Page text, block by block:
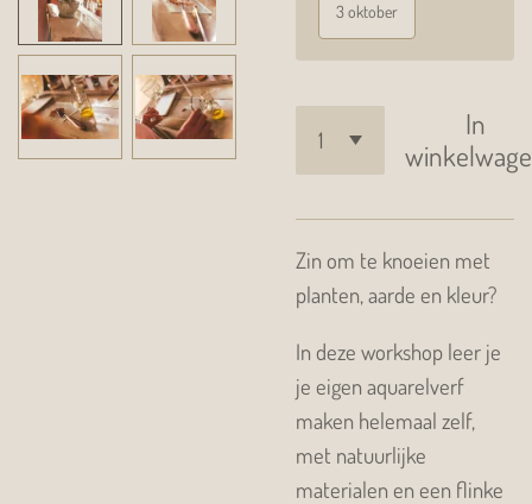
3 oktober
In
Zin om te knoeien met
planten, aarde en kleur?
In deze workshop leer je
je eigen aquarelverf
maken helemaal zelf,
met natuurlijke
materialen en een flinke